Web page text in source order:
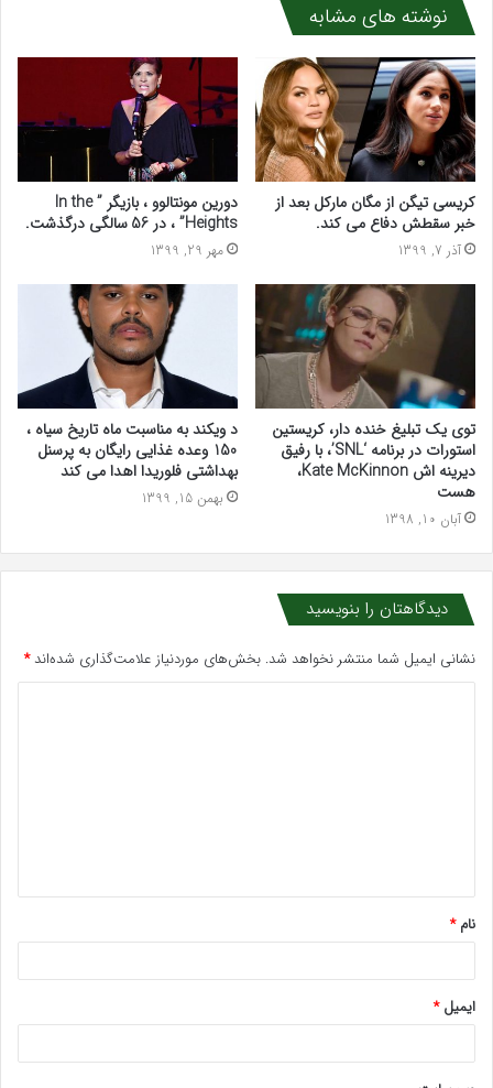
نوشته های مشابه
کریسی تیگن از مگان مارکل بعد از
خبر سقطش دفاع می کند.
آذر 7, 1399
دورین مونتالوو ، بازیگر ” In the
Heights” ، در 56 سالگی درگذشت.
مهر 29, 1399
توی یک تبلیغ خنده دار، کریستین
استورات در برنامه ‘SNL’، با رفیق
دیرینه اش Kate McKinnon،
هست
آبان 10, 1398
د ویکند به مناسبت ماه تاریخ سیاه ،
150 وعده غذایی رایگان به پرسنل
بهداشتی فلوریدا اهدا می کند
بهمن 15, 1399
دیدگاهتان را بنویسید
نشانی ایمیل شما منتشر نخواهد شد. بخش‌های موردنیاز علامت‌گذاری شده‌اند*
*
نام*
ایمیل*